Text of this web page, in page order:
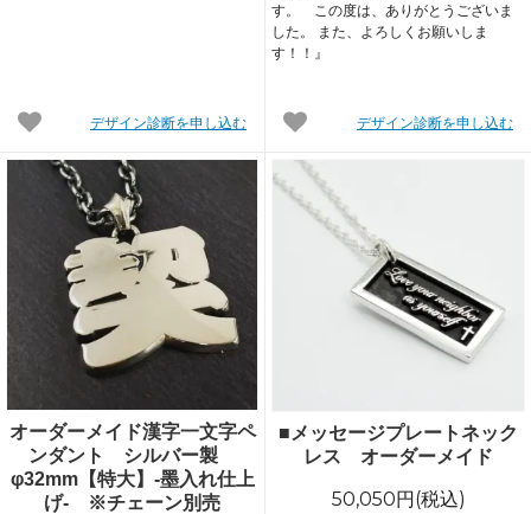
デザイン診断を申し込む
す。 この度は、ありがとうございま
した。 また、よろしくお願いしま
す！！』
デザイン診断を申し込む
オーダーメイド漢字一文字ペ
ンダント シルバー製
φ32mm【特大】-墨入れ仕上
げ- ※チェーン別売
■メッセージプレートネック
レス オーダーメイド
50,050円(税込)